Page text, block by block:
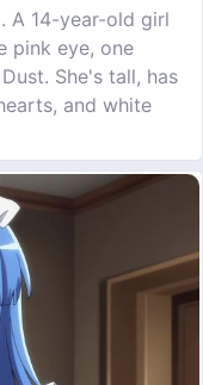
A 14-year-old girl
pink eye, one
She's tall, has
and white